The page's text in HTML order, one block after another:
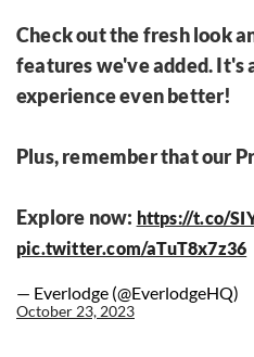
Check out the fresh look
features we've added. It's
experience even better!
Plus, remember that our
Explore now: https://t.co/
pic.twitter.com/aTuT8x7z36
— Everlodge (@EverlodgeHQ)
October 23, 2023